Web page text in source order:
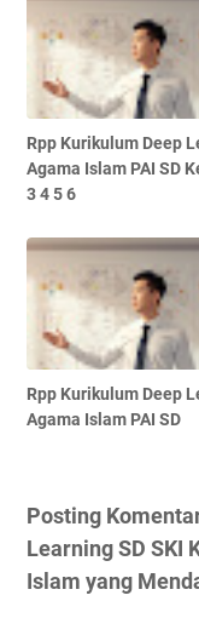
Rpp Kurikulum Deep
Agama Islam PAI SD
3 4 5 6
Rpp Kurikulum Deep
Agama Islam PAI SD
Posting
Learning SD SKI
Islam yang